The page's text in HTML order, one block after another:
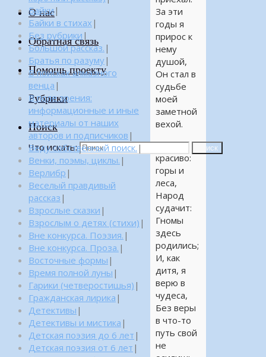
О нас
Обратная связь
Помощь проекту
Рубрики
Поиск
Что искать: Поиск
За эти
годы я
прирос к
нему
душой,
Он стал в
судьбе
моей
заметной
вехой.
Вокруг
красиво:
горы и
леса,
Народ
судачит:
Гномы
здесь
родились;
И, как
дитя, я
верю в
чудеса,
Без веры
в что-то
путь свой
не
Байки|
Байки в стихах |
Без рубрики |
Большой рассказ. |
Братья по разуму|
В поисках алмазного
венца |
В поле зрения:
информационные и иные
материалы от наших
авторов и подписчиков |
Веду собственный поиск. |
Венки, поэмы, циклы. |
Верлибр |
Веселый правдивый
рассказ |
Взрослые сказки |
Взрослым о детях (стихи) |
Вне конкурса. Поэзия. |
Вне конкурса. Проза. |
Восточные формы |
Время полной луны |
Гарики (четверостишья) |
Гражданская лирика |
Детективы |
Детективы и мистика |
Детская поэзия до 6 лет |
Детская поэзия от 6 лет |